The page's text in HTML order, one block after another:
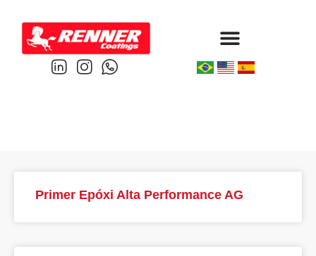
Primer Epóxi Alta Performance AG